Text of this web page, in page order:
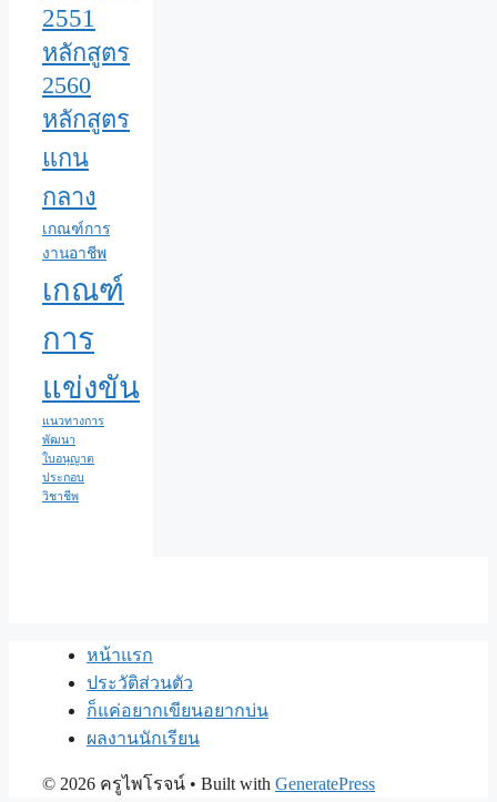
2551
หลักสูตร
2560
หลักสูตร
แกน
กลาง
เกณฑ์การ
งานอาชีพ
เกณฑ์
การ
แข่งขัน
แนวทางการ
พัฒนา
ใบอนุญาต
ประกอบ
วิชาชีพ
หน้าแรก
ประวัติส่วนตัว
ก็แค่อยากเขียนอยากบ่น
ผลงานนักเรียน
© 2026 ครูไพโรจน์ • Built with GeneratePress